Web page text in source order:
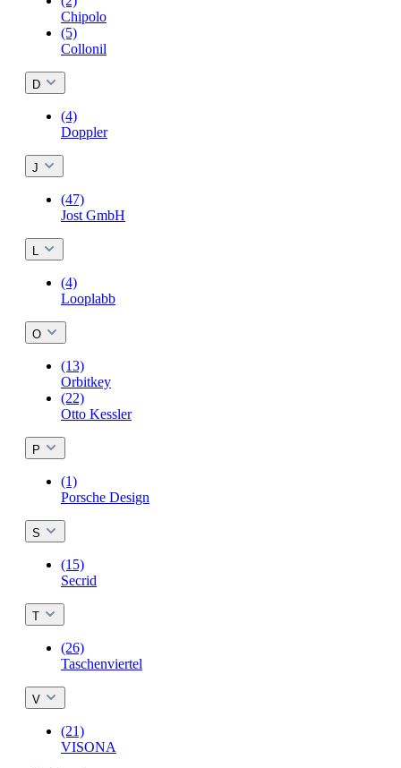
Chipolo
(5)
Collonil
D
(4)
Doppler
J
(47)
Jost GmbH
L
(4)
Looplabb
O
(13)
Orbitkey
(22)
Otto Kessler
P
(1)
Porsche Design
S
(15)
Secrid
T
(26)
Taschenviertel
V
(21)
VISONA